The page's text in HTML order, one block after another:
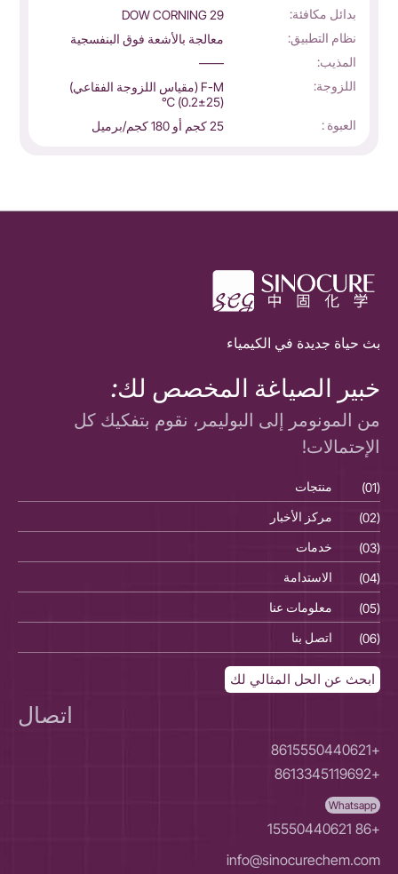
بدائل مكافئة:
DOW CORNING 29
نظام التطبيق:
معالجة بالأشعة فوق البنفسجية
المذيب:
——
اللزوجة:
F-M (مقياس اللزوجة الفقاعي)
(25±0.2) ℃
العبوة :
25 كجم أو 180 كجم/برميل
بث حياة جديدة في الكيمياء
خبير الصياغة المخصص لك:
من المونومر إلى البوليمر، نقوم بتفكيك كل
الإحتمالات!
(01) منتجات
(02)
مركز الأخبار
(03)
خدمات
(04)
الاستدامة
(05)
معلومات عنا
(06)
اتصل بنا
ابحث عن الحل المثالي لك
اتصال
+8615550440621
+8613345119692
Whatsapp
+86 15550440621
info@sinocurechem.com